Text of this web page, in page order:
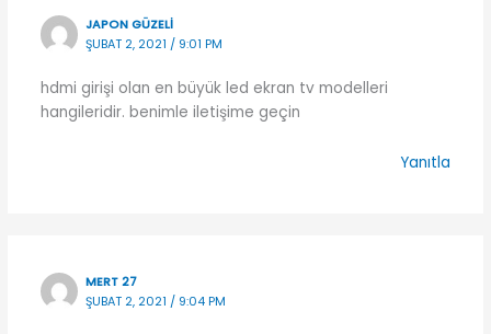
JAPON GÜZELI
ŞUBAT 2, 2021 / 9:01 PM
hdmi girişi olan en büyük led ekran tv modelleri
hangileridir. benimle iletişime geçin
Yanıtla
MERT 27
ŞUBAT 2, 2021 / 9:04 PM